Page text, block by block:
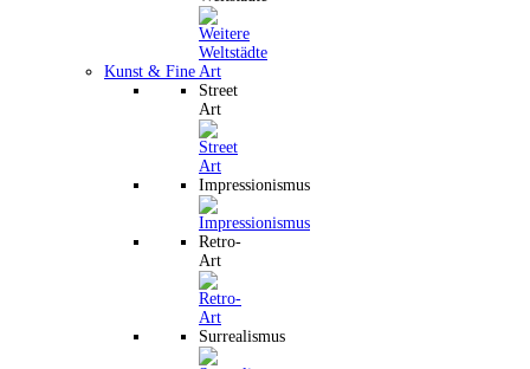
Kunst & Fine Art
Street
Art
Impressionismus
Retro-
Art
Surrealismus